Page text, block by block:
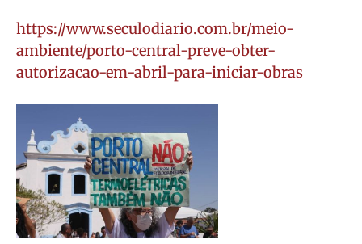
https://www.seculodiario.com.br/meio-
ambiente/porto-central-preve-obter-
autorizacao-em-abril-para-iniciar-obras